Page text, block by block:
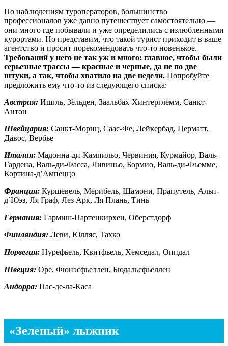
По наблюдениям туроператоров, большинство
профессионалов уже давно путешествует самостоятельно —
они много где побывали и уже определились с излюбленными
курортами. Но представим, что такой турист приходит в ваше
агентство и просит порекомендовать что-то новенькое.
Требований у него не так уж и много: главное, чтобы были
серьезные трассы — красные и черные, да не по две
штуки, а так, чтобы хватило на две недели. Попробуйте
предложить ему что-то из следующего списка:
Австрия: Ишгль, Зёльден, Заальбах-Хинтерглемм, Санкт-
Антон
Швейцария: Санкт-Мориц, Саас-Фе, Лейкербад, Церматт,
Давос, Вербье
Италия: Мадонна-ди-Кампильо, Червиния, Курмайор, Валь-
Гардена, Валь-ди-Фасса, Ливиньо, Бормио, Валь-ди-Фьемме,
Кортина-д’Ампеццо
Франция: Куршевель, Мерибель, Шамони, Прапутель, Альп-
д`Юэз, Ля Граф, Лез Арк, Ля Плань, Тинь
Германия: Гармиш-Партенкирхен, Оберстдорф
Финляндия: Леви, Юлляс, Тахко
Норвегия: Нурефьель, Квитфьель, Хемседал, Оппдал
Швеция: Оре, Фюнэсфьеллен, Бюдальсфьеллен
Андорра: Пас-де-ла-Каса
«Зеленый» лыжник